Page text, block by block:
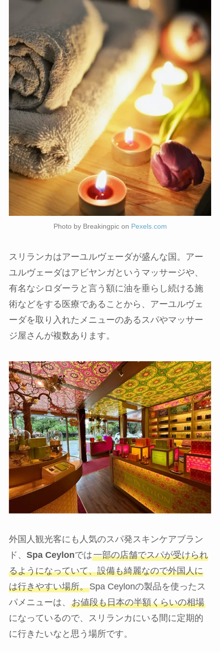
Photo by Breakingpic on Pexels.com
スリランカはアーユルヴェーダが盛んな国。アー
ユルヴェーダはアビヤンガというマッサージや、
有名なシロダーラと言う額に油を垂らし続ける施
術などをする医療であることから、アーユルヴェ
ーダを取り入れたメニューのあるスパやマッサー
ジ屋さんが複数あります。
外国人観光客にも人気のスパ発スキンケアブラン
ド、 Spa Ceylonでは一部の店舗でスパが受けられ
るようになっていて、設備も綺麗なので外国人に
は行きやすい場所。Spa Ceylonの製品を使ったス
パメニューは、 お値段も日本の半額くらいの相場
になっているので、スリランカにいる間に定期的
に行きたいなと思う場所です。